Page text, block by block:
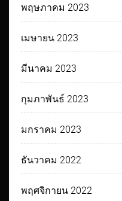
พฤษภาคม 2023
เมษายน 2023
มีนาคม 2023
กุมภาพันธ์ 2023
มกราคม 2023
ธันวาคม 2022
พฤศจิกายน 2022